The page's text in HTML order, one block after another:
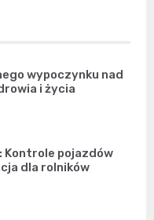
wypoczynku nad
i życia
Kontrole pojazdów
dla rolników